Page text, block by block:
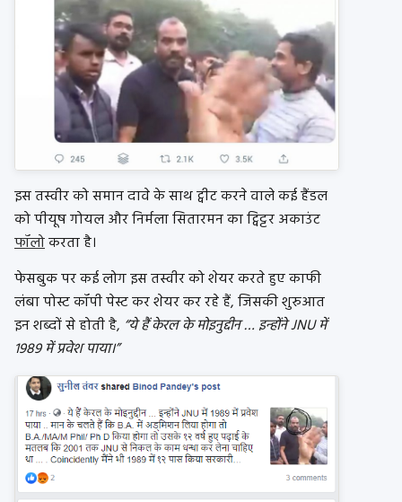
इस तस्वीर को समान दावे के साथ ट्वीट करने वाले कई हैंडल
को पीयूष गोयल और निर्मला सितारमन का ट्विट्टर अकाउंट
फॉलोकरता है।
फेसबुक पर कई लोग इस तस्वीर को शेयर करते हुए काफी
लंबा पोस्ट कॉपी पेस्ट कर शेयर कर रहे हैं, जिसकी शुरुआत
इन शब्दों से होती है, “ये हैं केरल के मोइनुद्दीन … इन्होंने JNU में
1989 में प्रवेश पाया।”